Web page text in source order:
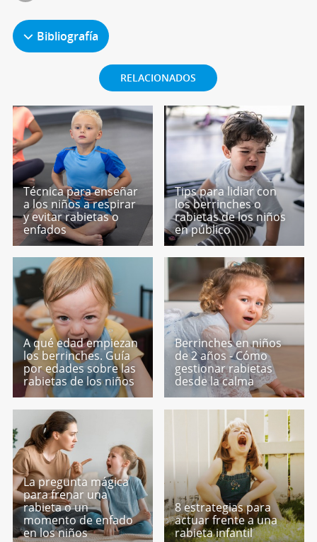
Bibliografía
RELACIONADOS
Técnica para enseñar
a los niños a respirar
y evitar rabietas o
enfados
Tips para lidiar con
los berrinches o
rabietas de los niños
en público
A qué edad empiezan
los berrinches. Guía
por edades sobre las
rabietas de los niños
Berrinches en niños
de 2 años - Cómo
gestionar rabietas
desde la calma
La pregunta mágica
para frenar una
rabieta o un
momento de enfado
en los niños
8 estrategias para
actuar frente a una
rabieta infantil